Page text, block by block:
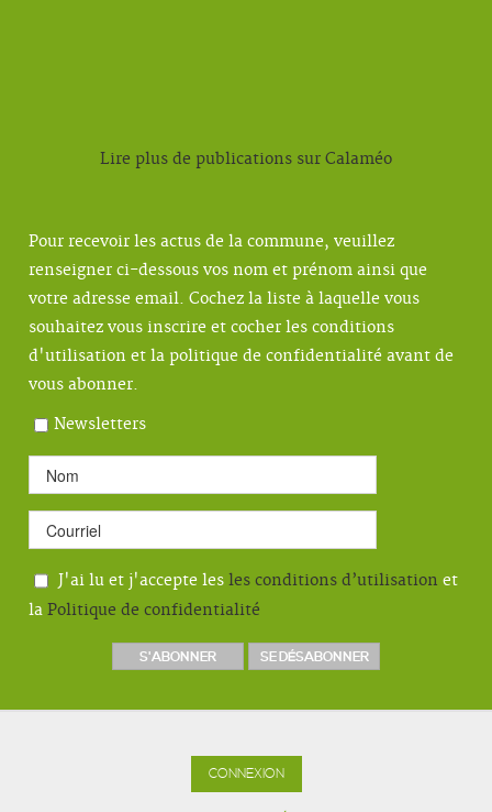
Lire plus de publications sur Calaméo
Pour recevoir les actus de la commune, veuillez
renseigner ci-dessous vos nom et prénom ainsi que
votre adresse email. Cochez la liste à laquelle vous
souhaitez vous inscrire et cocher les conditions
d'utilisation et la politique de confidentialité avant de
vous abonner.
Newsletters
J'ai lu et j'accepte les les conditions d’utilisation et
la Politique de confidentialité
CONNEXION